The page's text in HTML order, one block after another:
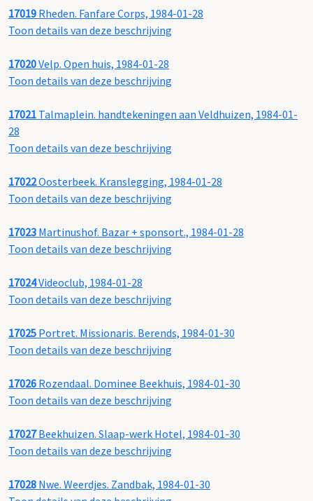
17019 Rheden. Fanfare Corps, 1984-01-28
Toon details van deze beschrijving
17020Velp. Open huis, 1984-01-28
Toon details van deze beschrijving
17021 Talmaplein. handtekeningen aan Veldhuizen, 1984-01-
28
Toon details van deze beschrijving
17022Oosterbeek. Kranslegging, 1984-01-28
Toon details van deze beschrijving
17023 Martinushof. Bazar + sponsort., 1984-01-28
Toon details van deze beschrijving
17024Videoclub, 1984-01-28
Toon details van deze beschrijving
17025 Portret. Missionaris. Berends, 1984-01-30
Toon details van deze beschrijving
17026 Rozendaal. Dominee Beekhuis, 1984-01-30
Toon details van deze beschrijving
17027Beekhuizen. Slaap-werk Hotel, 1984-01-30
Toon details van deze beschrijving
17028 Nwe. Weerdjes. Zandbak, 1984-01-30